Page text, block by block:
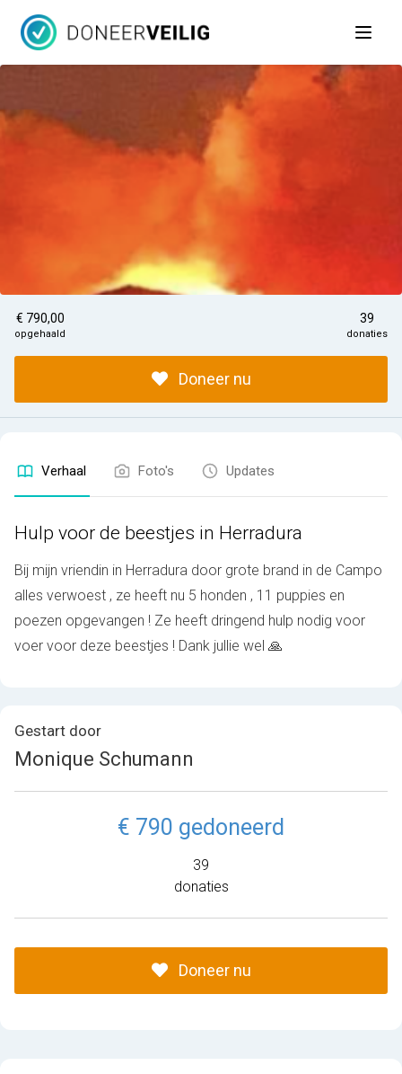
Open
€ 790,00
opgehaald
39
donaties
Doneer nu
Verhaal Foto's Updates
Hulp voor de beestjes in Herradura
Bij mijn vriendin in Herradura door grote brand in de Campo
alles verwoest , ze heeft nu 5 honden , 11 puppies en
poezen opgevangen ! Ze heeft dringend hulp nodig voor
voer voor deze beestjes ! Dank jullie wel 🙏
Gestart door
Monique Schumann
€ 790 gedoneerd
39
donaties
Doneer nu